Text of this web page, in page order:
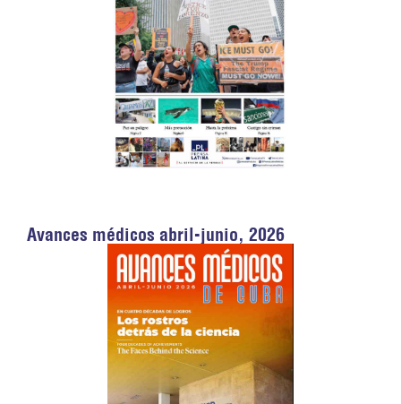
Avances médicos abril-junio, 2026